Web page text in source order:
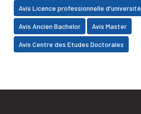
Avis Licence professionnelle d'université
Avis Ancien Bachelor Avis Master
Avis Centre des Etudes Doctorales